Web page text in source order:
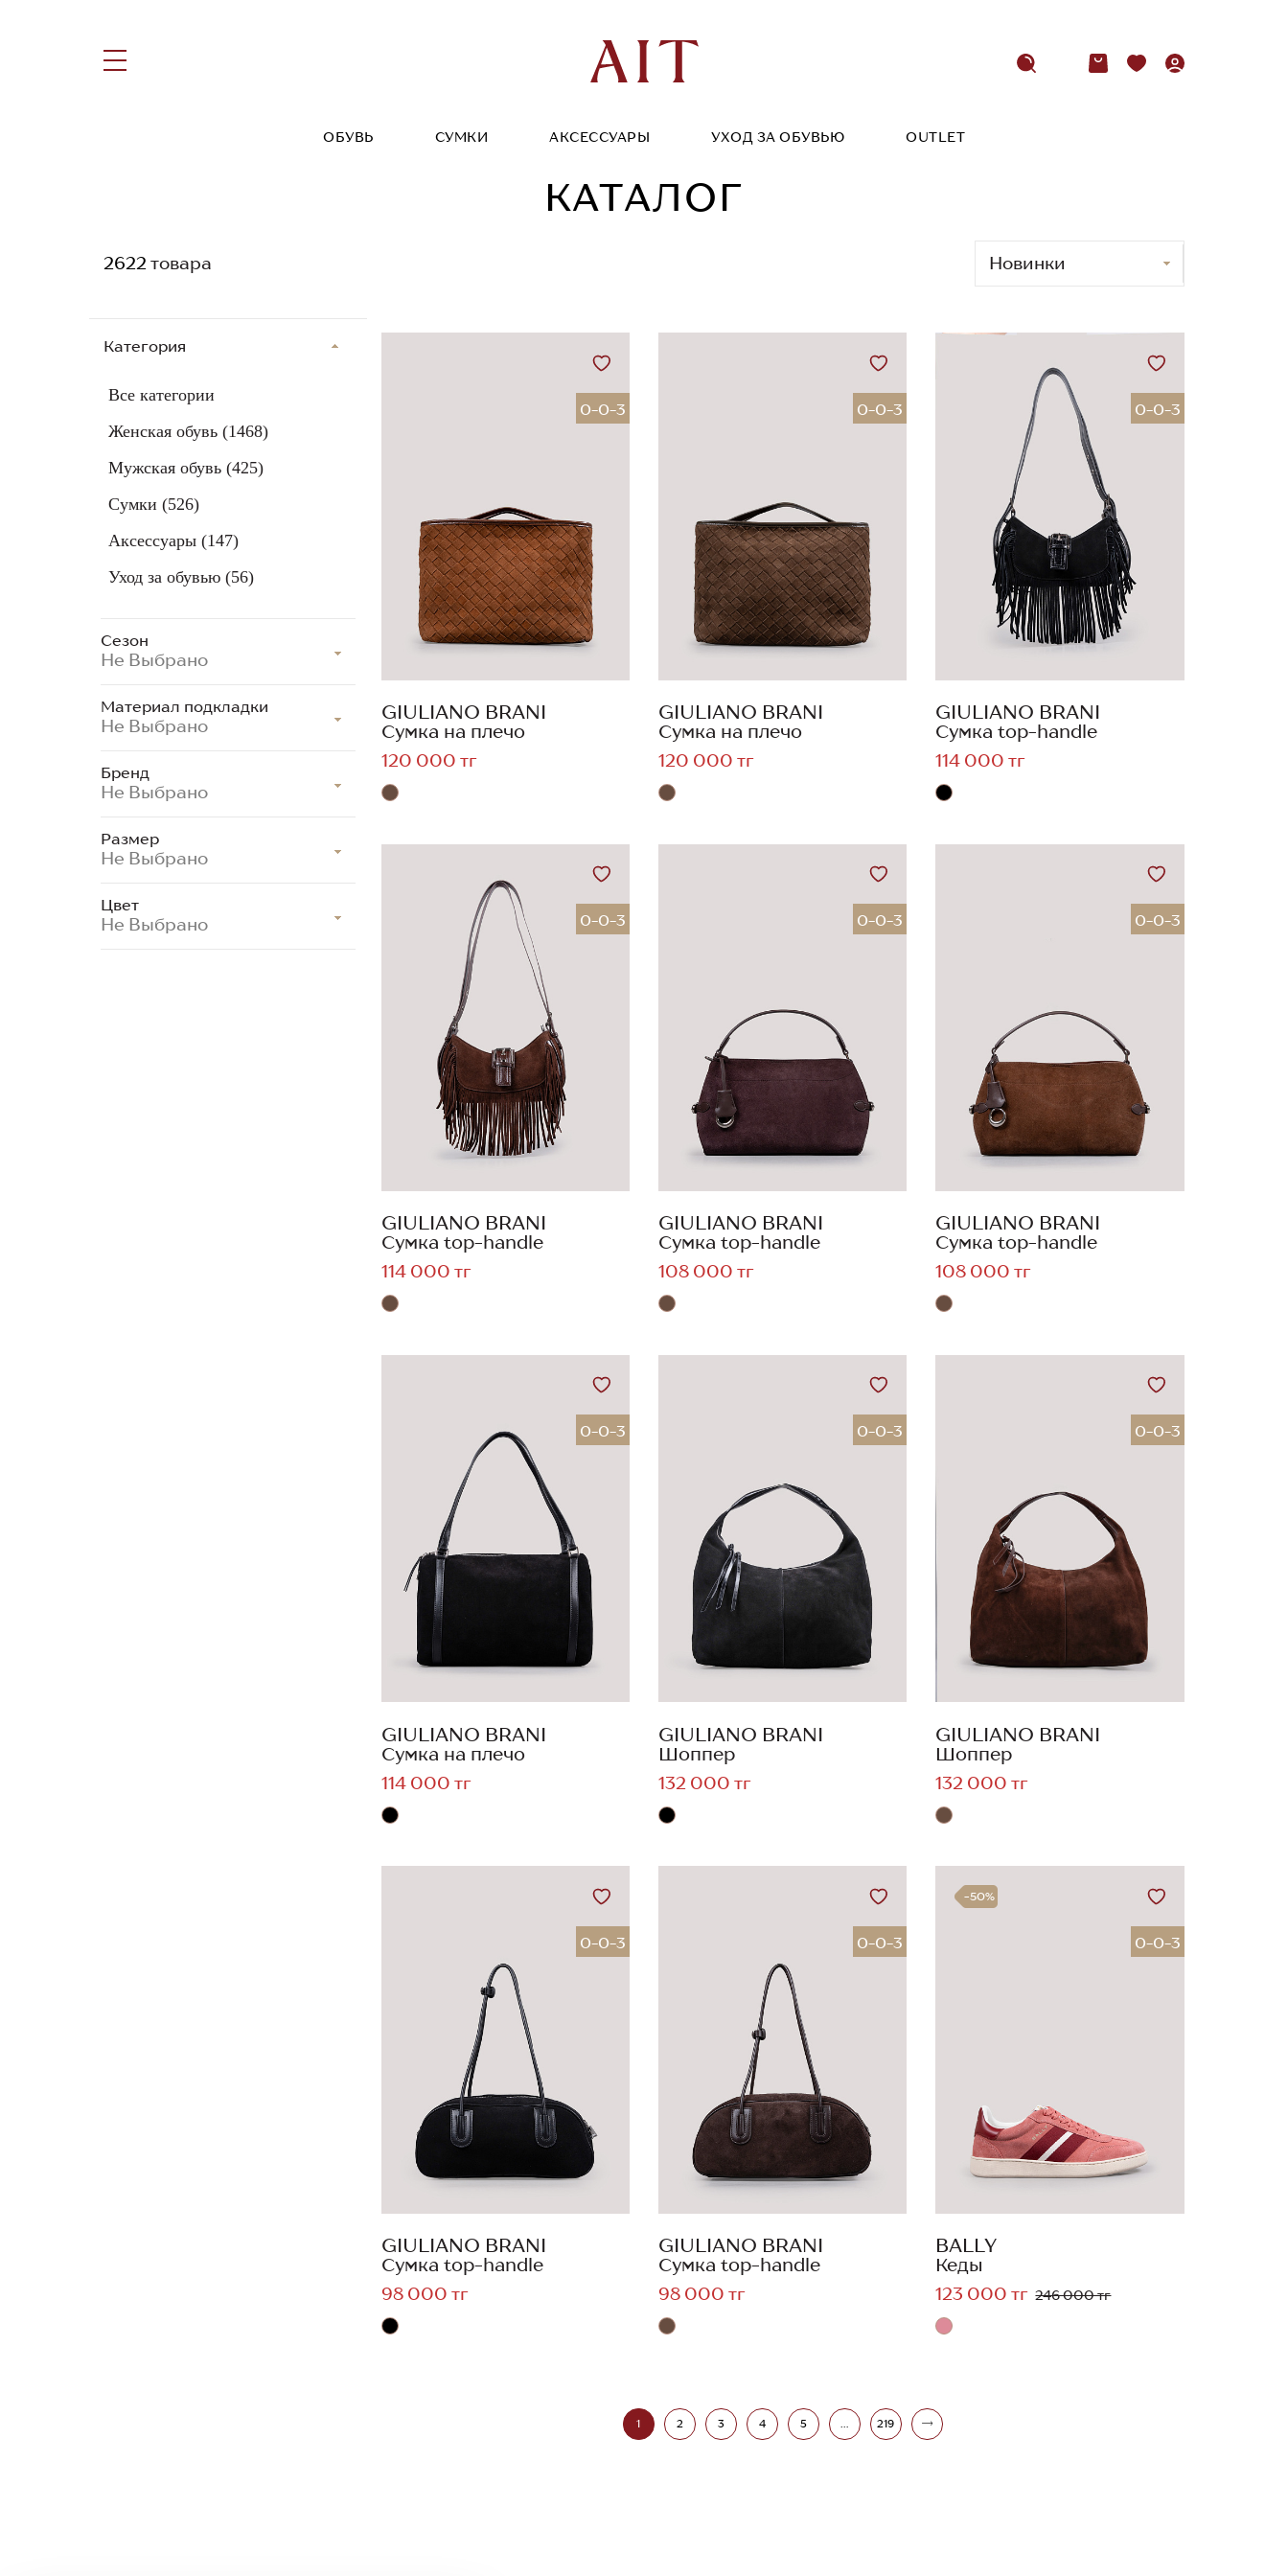
ОБУВЬ СУМКИ АКСЕССУАРЫ УХОД ЗА ОБУВЬЮ OUTLET
КАТАЛОГ
Категория
Все категории
Женская обувь (1468)
Мужская обувь (425)
Сумки (526)
Аксессуары (147)
Уход за обувью (56)
Сезон
Не Выбрано
Материал подкладки
Не Выбрано
Бренд
Не Выбрано
Размер
Не Выбрано
Цвет
Не Выбрано
0-0-3
GIULIANO BRANI
Сумка на плечо
120 000 тг
0-0-3
GIULIANO BRANI
Сумка на плечо
120 000 тг
0-0-3
GIULIANO BRANI
Сумка top-handle
114 000 тг
0-0-3
GIULIANO BRANI
Сумка top-handle
114 000 тг
0-0-3
GIULIANO BRANI
Сумка top-handle
108 000 тг
0-0-3
GIULIANO BRANI
Сумка top-handle
108 000 тг
0-0-3
GIULIANO BRANI
Сумка на плечо
114 000 тг
0-0-3
GIULIANO BRANI
Шоппер
132 000 тг
0-0-3
GIULIANO BRANI
Шоппер
132 000 тг
0-0-3
GIULIANO BRANI
Сумка top-handle
98 000 тг
0-0-3
GIULIANO BRANI
Сумка top-handle
98 000 тг
-50%
0-0-3
BALLY
Кеды
123 000 тг 246 000 тг
1 2 3 4 5 219
2622товара